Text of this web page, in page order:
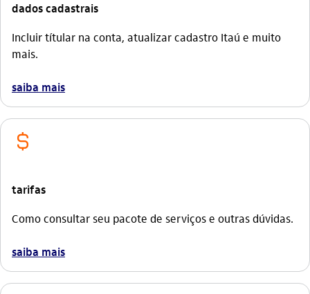
dados cadastrais
Incluir títular na conta, atualizar cadastro Itaú e muito
mais.
saiba mais
icon-itaufonts_cifrao
tarifas
Como consultar seu pacote de serviços e outras dúvidas.
saiba mais